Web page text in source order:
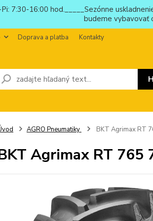
7:30-16:00 hod._____Sezónne
budeme vybavovať
Doprava a platba Kontakty
AGRO Pneumatiky BKT Agrimax RT
Agrimax RT 765